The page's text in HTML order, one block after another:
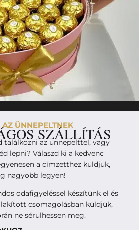
ÜNNEPELTNEK
SZÁLLÍTÁS
találkozni az ünnepelttel, vagy
lepni? Válaszd ki a kedvenc
a címzetthez küldjük,
nagyobb legyen!
odafigyeléssel készítünk el és
csomagolásban küldjük,
ne sérülhessen meg.